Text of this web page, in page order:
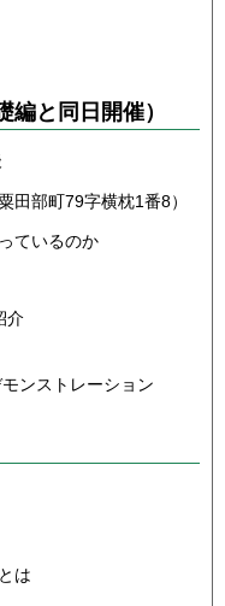
と同日開催）
田部町79字横枕1番8）
ているのか
介
ンストレーション
は